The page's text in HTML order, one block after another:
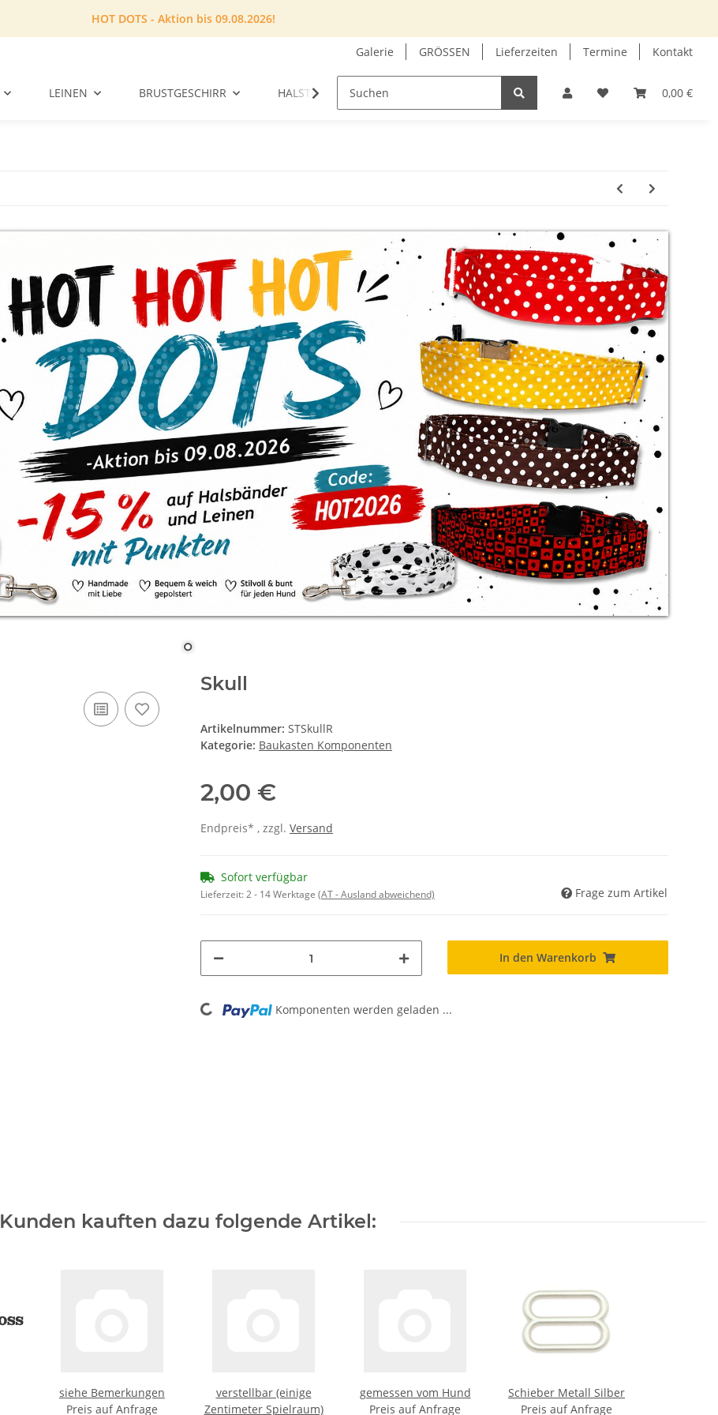
HOT DOTS - Aktion bis 09.08.2026!
Galerie GRÖSSEN Lieferzeiten Termine Kontakt
0,00 €
LEINEN BRUSTGESCHIRR HALSTUCH GUTSCHEIN INFOECKE
Skull
Artikelnummer: STSkullR
Kategorie: Baukasten Komponenten
2,00 €
Endpreis* , zzgl. Versand
Sofort verfügbar
Lieferzeit:2 - 14 Werktage (AT - Ausland abweichend) Frage zum Artikel
In den Warenkorb
Loading... Komponenten werden geladen ...
Kunden kauften dazu folgende Artikel:
siehe Bemerkungen
Preis auf Anfrage
verstellbar (einige
Zentimeter Spielraum)
gemessen vom Hund
Preis auf Anfrage
Schieber Metall Silber
Preis auf Anfrage